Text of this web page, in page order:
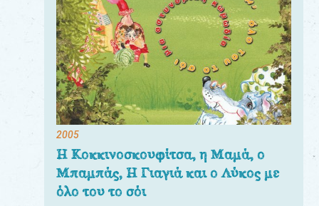
2005
Η Κοκκινοσκουφίτσα, η Μαμά, ο
Μπαμπάς, Η Γιαγιά και ο Λύκος με
όλο του το σόι